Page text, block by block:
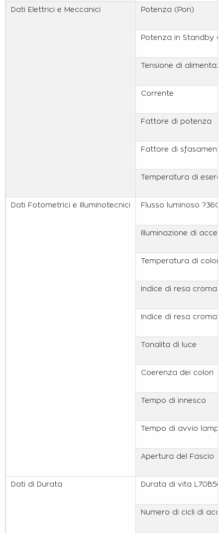
Dati Elettrici e Meccanici Potenza (Pon)
Potenza in Standby
Tensione di
Corrente
Fattore di potenza
Fattore di
Temperatura di
Dati Fotometrici e Illuminotecnici Flusso luminoso
Illuminazione di
Temperatura di
Indice di resa
Indice di resa
Tonalita di luce
Coerenza dei colori
Tempo di innesco
Tempo di avvio
Apertura del Fascio
Dati di Durata Durata di vita L70B50
Numero di cicli di